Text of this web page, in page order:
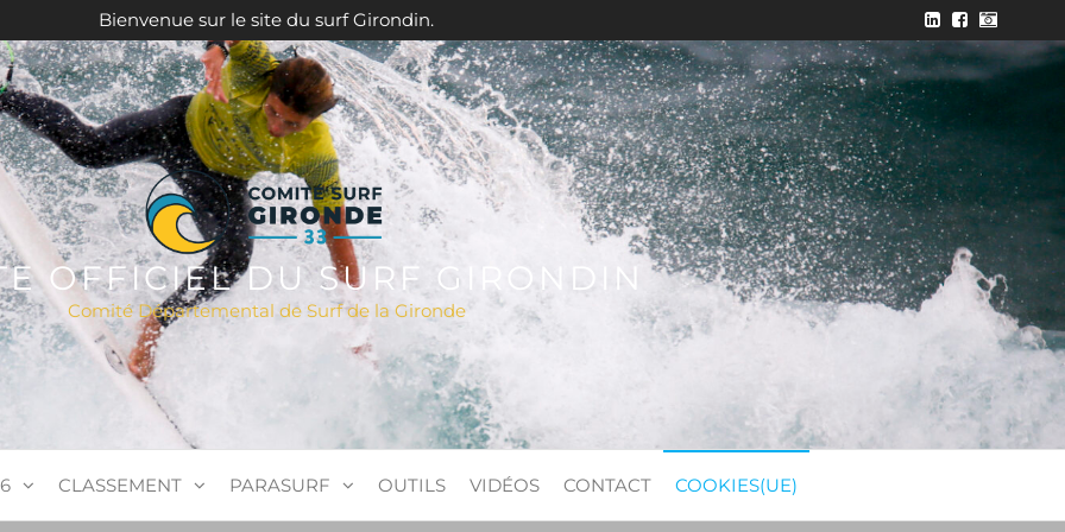
Bienvenue sur le site du surf Girondin.
OFFICIEL DU SURF GIRONDIN
Comité Départemental de Surf de la Gironde
CLASSEMENT PARASURF OUTILS VIDÉOS CONTACT COOKIES(UE)